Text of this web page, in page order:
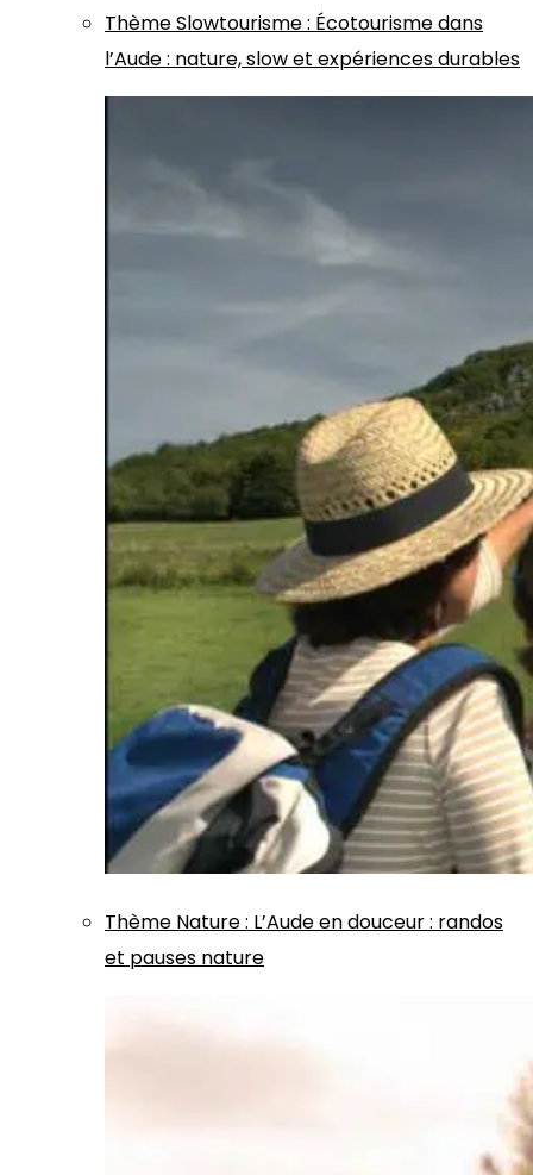
ThèmeSlowtourisme: Écotourisme dans
l’Aude : nature, slow et expériences durables
Thème Nature: L’Aude en douceur : randos
et pauses nature